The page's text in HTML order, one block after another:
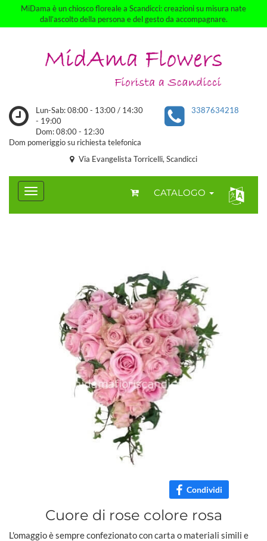
MiDama è un chiosco floreale a Scandicci: creazioni su misura nate
dall’ascolto della persona e del gesto da accompagnare.
Lun-Sab: 08:00 - 13:00 / 14:30
- 19:00
Dom: 08:00 - 12:30
Dom pomeriggio su richiesta telefonica
3387634218
Via Evangelista Torricelli, Scandicci
CATALOGO
Condividi
Cuore di rose colore rosa
L'omaggio è sempre confezionato con carta o materiali simili e